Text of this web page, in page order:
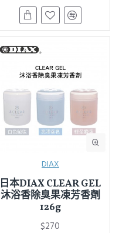
DIAX
日本DIAX CLEAR GEL
沐浴香除臭果凍芳香劑
126g
$270